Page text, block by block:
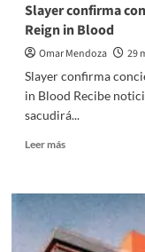
Slayer confirma
Reign in Blood
Omar Mendoza
29
Slayer confirma
in Blood Recibe
sacudirá...
Leer másRead
Slayer
confirma
concierto
en